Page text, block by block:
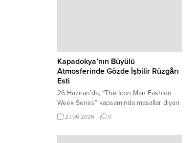
Kapadokya’nın Büyülü
Atmosferinde Gözde İşbilir Rüzgârı
Esti
26 Haziran’da, “The Icon Man Fashion
Week Series” kapsamında masallar diyarı
Kapadokya, uluslararası çapta büyük bir
moda ve kültür organizasyonuna ev
27.06.2026 0